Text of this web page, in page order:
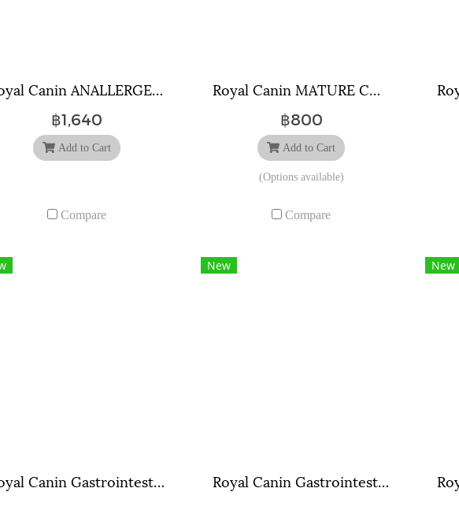
Royal Canin ANALLERGENIC CAT ขนาดถุง 4 กิโลกรัม.
฿1,640
Add to Cart
Compare
Royal Canin MATURE CONSULT CAT ขนาดถุง ( 1.5 กิโลกรัม , 3.5 กิโลกรัม )
฿800
Add to Cart
(Options available)
Compare
Royal Canin Gastrointestinal Hairball ขนาดถุง ( 400 กรัม , 2 กิโลกรัม , 4 กิโลกรัม )
New
Royal Canin Gastrointestinal Fibre Response ขนาดถุง 2 กิโลกรัม.
New